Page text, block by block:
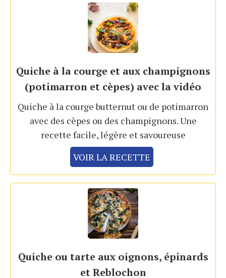
Quiche à la courge et aux champignons
(potimarron et cèpes) avec la vidéo
Quiche à la courge butternut ou de potimarron
avec des cèpes ou des champignons. Une
recette facile, légère et savoureuse
VOIR LA RECETTE
Quiche ou tarte aux oignons, épinards
et Reblochon